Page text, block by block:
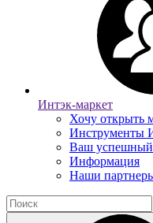
Интэк-маркет
Хочу открыть
Инструменты
Ваш успешный
Информация
Наши